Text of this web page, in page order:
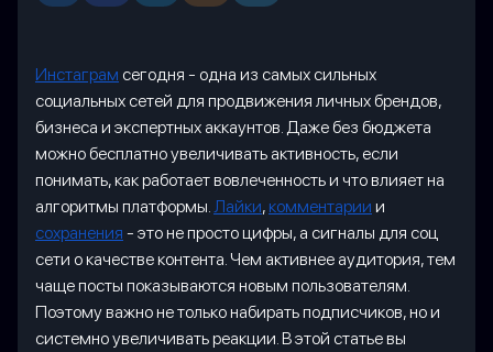
Инстаграм сегодня - одна из самых сильных
социальных сетей для продвижения личных брендов,
бизнеса и экспертных аккаунтов. Даже без бюджета
можно бесплатно увеличивать активность, если
понимать, как работает вовлеченность и что влияет на
алгоритмы платформы. Лайки, комментарии и
сохранения - это не просто цифры, а сигналы для соц
сети о качестве контента. Чем активнее аудитория, тем
чаще посты показываются новым пользователям.
Поэтому важно не только набирать подписчиков, но и
системно увеличивать реакции. В этой статье вы